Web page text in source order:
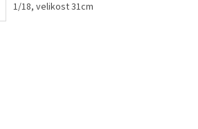
1/18, velikost 31cm